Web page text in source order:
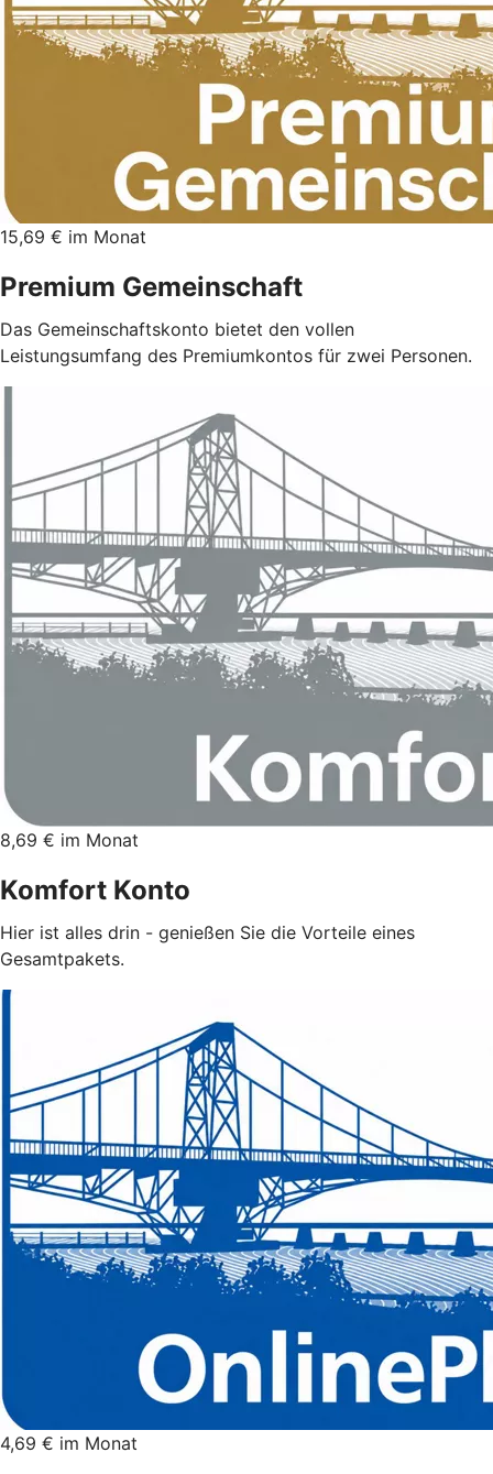
15,69 € im Monat
Premium Gemeinschaft
Das Gemeinschaftskonto bietet den vollen
Leistungsumfang des Premiumkontos für zwei Personen.
8,69 € im Monat
Komfort Konto
Hier ist alles drin - genießen Sie die Vorteile eines
Gesamtpakets.
4,69 € im Monat